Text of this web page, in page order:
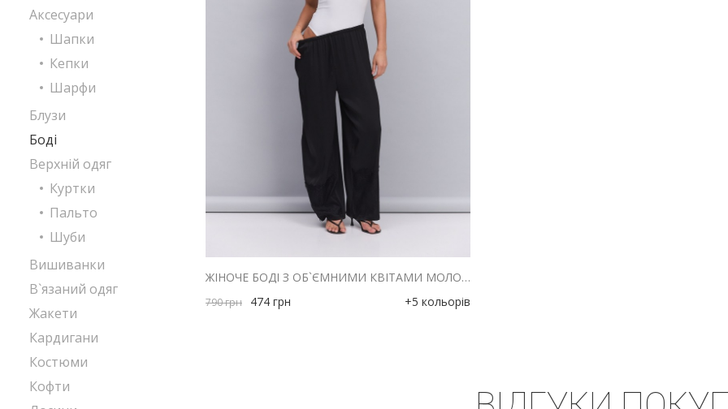
ЖІНОЧЕ БОДІ З ОБ`ЄМНИМИ КВІТАМИ МОЛОЧНЕ
790грн 474 грн +5 кольорів
Аксесуари
Шапки
Кепки
Шарфи
Блузи
Боді
Верхній одяг
Куртки
Пальто
Шуби
Вишиванки
В`язаний одяг
Жакети
Кардигани
Костюми
Кофти